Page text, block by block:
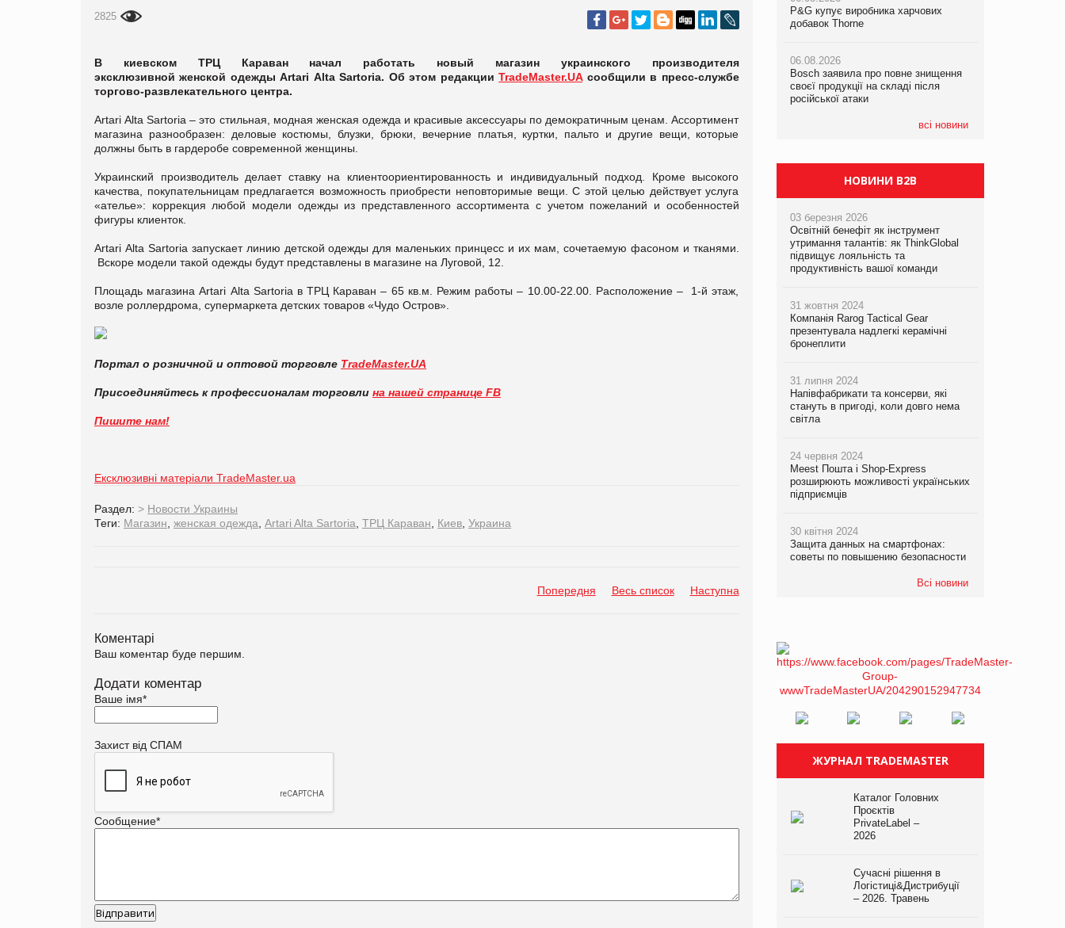
2825
В киевском ТРЦ Караван начал работать новый магазин украинского производителя
эксклюзивной женской одежды Artari Alta Sartoria. Об этом редакцииTradeMaster.UAсообщили в пресс-службе
торгово-развлекательного центра.
Artari Alta Sartoria – это стильная, модная женская одежда и красивые аксессуары по демократичным ценам. Ассортимент
магазина разнообразен: деловые костюмы, блузки, брюки, вечерние платья, куртки, пальто и другие вещи, которые
должны быть в гардеробе современной женщины.
Украинский производитель делает ставку на клиентоориентированность и индивидуальный подход. Кроме высокого
качества, покупательницам предлагается возможность приобрести неповторимые вещи. С этой целью действует услуга
«ателье»: коррекция любой модели одежды из представленного ассортимента с учетом пожеланий и особенностей
фигуры клиенток.
Artari Alta Sartoria запускает линию детской одежды для маленьких принцесс и их мам, сочетаемую фасоном и тканями.
Вскоре модели такой одежды будут представлены в магазине на Луговой, 12.
Площадь магазина Artari Alta Sartoria в ТРЦ Караван – 65 кв.м. Режим работы – 10.00-22.00. Расположение – 1-й этаж,
возле роллердрома, супермаркета детских товаров «Чудо Остров».
Портал о розничной и оптовой торговле TradeMaster.UA
Присоединяйтесь к профессионалам торговли на нашей странице FB
Пишите нам!
Ексклюзивні матеріали TradeMaster.ua
Раздел: > Новости Украины
Теги: Магазин женская одежда Artari Alta Sartoria ТРЦ Караван Киев Украина
Попередня Весь список Наступна
Коментарі
Ваш коментар буде першим.
Додати коментар
Ваше імя*
Захист від СПАМ
Сообщение*
P&G купує виробника харчових
добавок Thorne
06.08.2026
Bosch заявила про повне знищення
своєї продукції на складі після
російської атаки
всі новини
у VARUS з’явилися новинки від ТМ
ТОКЕРИ
Сергій Лісунов про заморожені
P&G купує виробника харчових
добавок Thorne
06.08.2026
Bosch заявила про повне знищення
своєї продукції на складі після
російської атаки
НОВИНИ B2B
03 березня 2026
Освітній бенефіт як інструмент
утримання талантів: як ThinkGlobal
підвищує лояльність та
продуктивність вашої команди
31 жовтня 2024
Компанія Rarog Tactical Gear
презентувала надлегкі керамічні
бронеплити
31 липня 2024
Напівфабрикати та консерви, які
стануть в пригоді, коли довго нема
світла
24 червня 2024
Meest Пошта і Shop-Express
розширюють можливості українських
підприємців
30 квітня 2024
Защита данных на смартфонах:
советы по повышению безопасности
Всі новини
ЖУРНАЛ TRADEMASTER
Каталог Головних
Проєктів
PrivateLabel –
2026
Сучасні рішення в
Логістиці&Дистрибуції
– 2026. Травень